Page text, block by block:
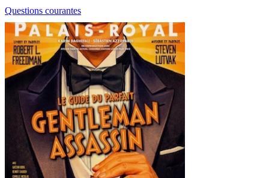
Questions courantes